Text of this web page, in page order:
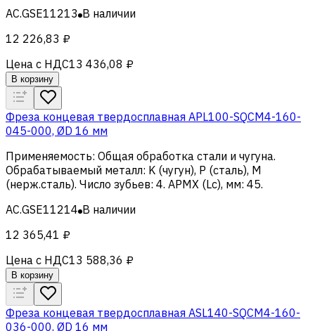
AC.GSE11213 В наличии
12 226,83 ₽
Цена с НДС13 436,08 ₽
В корзину
Фреза концевая твердосплавная APL100-SQCM4-160-
045-000, ØD 16 мм
Применяемость: Общая обработка стали и чугуна.
Обрабатываемый металл: K (чугун), Р (сталь), M
(нерж.сталь). Число зубьев: 4. APMX (Lc), мм: 45.
AC.GSE11214 В наличии
12 365,41 ₽
Цена с НДС13 588,36 ₽
В корзину
Фреза концевая твердосплавная ASL140-SQCM4-160-
036-000, ØD 16 мм